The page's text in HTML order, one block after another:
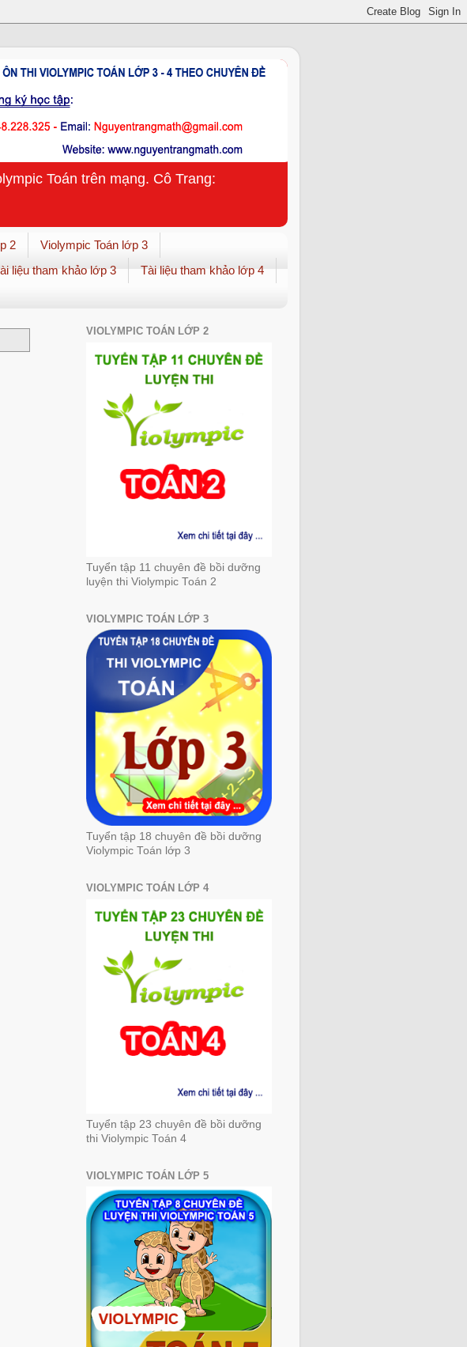
Toán trên mạng. Cô Trang:
2
Violympic Toán lớp 3
liệu tham khảo lớp 3
Tài liệu tham khảo lớp 4
VIOLYMPIC TOÁN LỚP 2
Tuyển tập 11 chuyên đề bồi dưỡng
luyện thi Violympic Toán 2
VIOLYMPIC TOÁN LỚP 3
Tuyển tập 18 chuyên đề bồi dưỡng
Violympic Toán lớp 3
VIOLYMPIC TOÁN LỚP 4
Tuyển tập 23 chuyên đề bồi dưỡng
thi Violympic Toán 4
VIOLYMPIC TOÁN LỚP 5